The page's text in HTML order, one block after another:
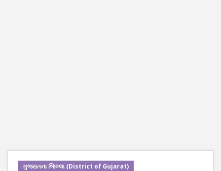
ગુજરાતના જિલ્લા (District of Gujarat)